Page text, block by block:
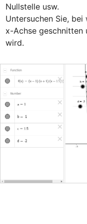
Nullstelle usw.
Untersuchen Sie,
x-Achse geschnitten
wird.